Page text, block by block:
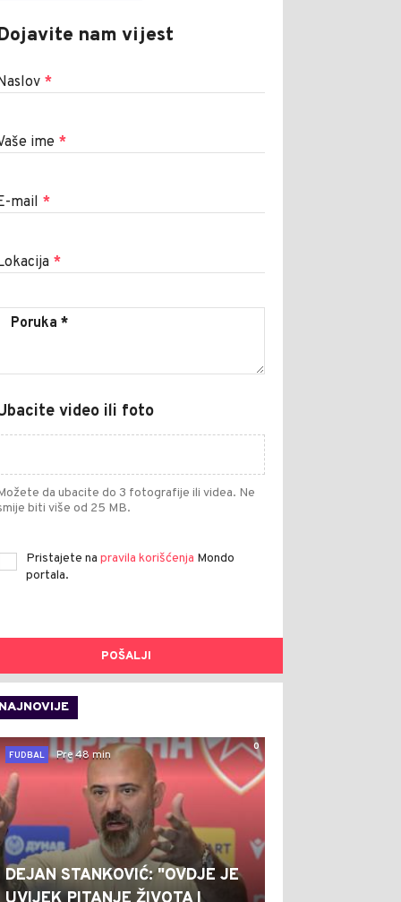
nam vijest
*
ime *
mail *
*
video ili foto
da ubacite do 3 fotografije ili videa. Ne
biti više od 25 MB.
Pristajete na pravila korišćenja Mondo
portala.
POŠALJI
NAJNOVIJE
0
FUDBAL
Pre 48 min
DEJAN STANKOVIĆ: "OVDJE JE